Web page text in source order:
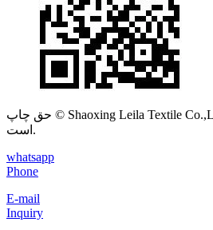
حق چاپ © Shaoxing Leila Textile Co.,Ltd. تمامی حقوق محفوظ
است.
whatsapp
Phone
E-mail
Inquiry